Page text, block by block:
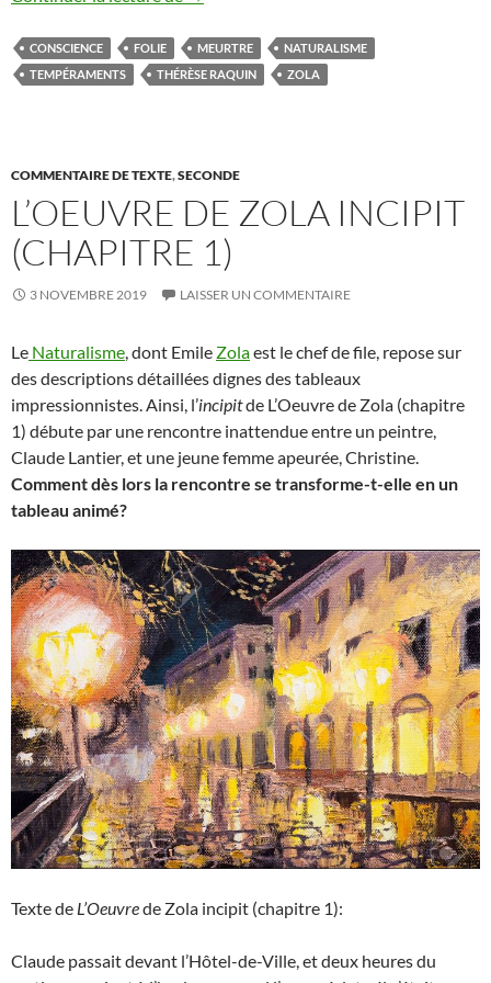
CONSCIENCE FOLIE MEURTRE
NATURALISME
TEMPÉRAMENTS
THÉRÈSE RAQUIN ZOLA
COMMENTAIRE DE TEXTE,SECONDE
L’OEUVRE DE ZOLA INCIPIT
(CHAPITRE 1)
3 NOVEMBRE 2019 LAISSER UN COMMENTAIRE
Le Naturalisme, dont Emile Zolaest le chef de file, repose sur
des descriptions détaillées dignes des tableaux
impressionnistes. Ainsi, l’incipitde L’Oeuvre de Zola (chapitre
1) débute par une rencontre inattendue entre un peintre,
Claude Lantier, et une jeune femme apeurée, Christine.
Comment dès lors la rencontre se transforme-t-elle en un
tableau animé?
Texte de L’Oeuvrede Zola incipit (chapitre 1):
Claude passait devant l’Hôtel-de-Ville, et deux heures du